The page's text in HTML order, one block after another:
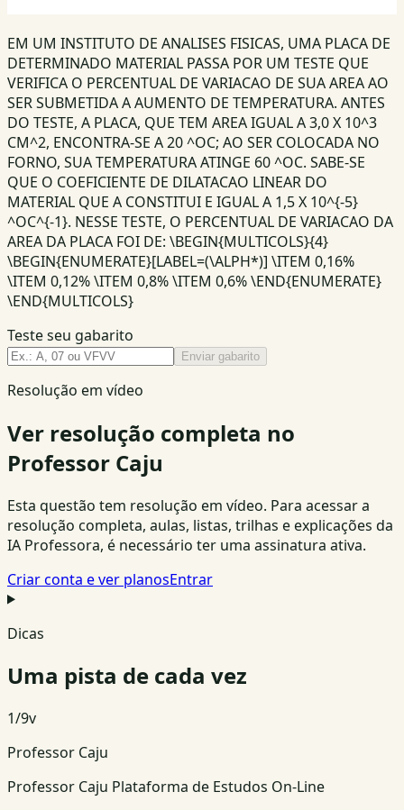
EM UM INSTITUTO DE ANALISES FISICAS, UMA PLACA DE
DETERMINADO MATERIAL PASSA POR UM TESTE QUE
VERIFICA O PERCENTUAL DE VARIACAO DE SUA AREA AO
SER SUBMETIDA A AUMENTO DE TEMPERATURA. ANTES
DO TESTE, A PLACA, QUE TEM AREA IGUAL A 3,0 X 10^3
CM^2, ENCONTRA-SE A 20 ^OC; AO SER COLOCADA NO
FORNO, SUA TEMPERATURA ATINGE 60 ^OC. SABE-SE
QUE O COEFICIENTE DE DILATACAO LINEAR DO
MATERIAL QUE A CONSTITUI E IGUAL A 1,5 X 10^{-5}
^OC^{-1}. NESSE TESTE, O PERCENTUAL DE VARIACAO DA
AREA DA PLACA FOI DE: \BEGIN{MULTICOLS}{4}
\BEGIN{ENUMERATE}[LABEL=(\ALPH*)] \ITEM 0,16%
\ITEM 0,12% \ITEM 0,8% \ITEM 0,6% \END{ENUMERATE}
\END{MULTICOLS}
Teste seu gabarito
Enviar gabarito
Resolução em vídeo
Ver resolução completa no
Professor Caju
Esta questão tem resolução em vídeo. Para acessar a
resolução completa, aulas, listas, trilhas e explicações da
IA Professora, é necessário ter uma assinatura ativa.
Criar conta e ver planosEntrar
Dicas
Uma pista de cada vez
1/9v
Professor Caju
Professor Caju Plataforma de Estudos On-Line